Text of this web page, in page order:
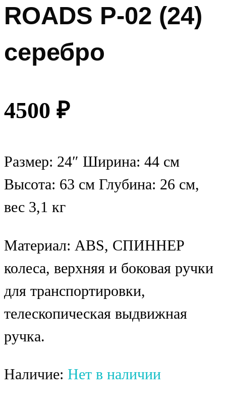
ROADS Р-02 (24)
серебро
4500 ₽
Размер: 24″ Ширина: 44 см
Высота: 63 см Глубина: 26 см,
вес 3,1 кг
Материал: ABS, СПИННЕР
колеса, верхняя и боковая ручки
для транспортировки,
телескопическая выдвижная
ручка.
Наличие: Нет в наличии